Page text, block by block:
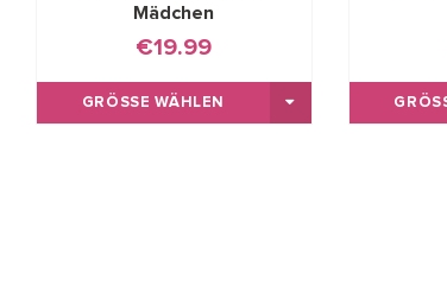
Mädchen
€19.99
GRÖSSE WÄHLEN